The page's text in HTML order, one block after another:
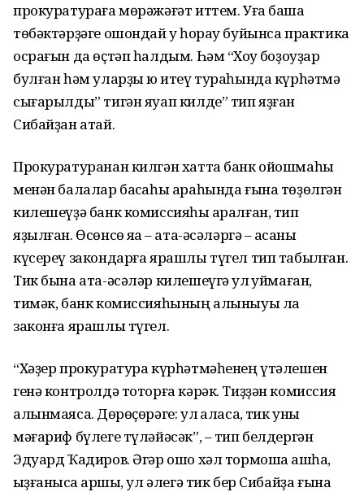
прокуратураға мөрәжәғәт иттем. Уға башҡа
төбәктәрҙәге ошондай уҡ һорау буйынса практика
осрағын да өҫтәп һалдым. Һәм “Хоҡуҡ боҙоуҙар
булған һәм уларҙы юҡ итеү тураһында күрһәтмә
сығарылды” тигән яуап килде” тип яҙған
Сибайҙан атай.
Прокуратуранан килгән хатта банк ойошмаһы
менән балалар баҡсаһы араһында ғына төҙөлгән
килешеүҙә банк комиссияһы ҡаралған, тип
яҙылған. Өсөнсө яҡҡа – ата-әсәләргә – аҡсаны
күсереү закондарға ярашлы түгел тип табылған.
Тик бына ата-әсәләр килешеүгә ҡул ҡуймаған,
тимәк, банк комиссияһының алыныуы ла
законға ярашлы түгел.
“Хәҙер прокуратура күрһәтмәһенең үтәлешен
генә контролдә тоторға кәрәк. Тиҙҙән комиссия
алынмаясаҡ. Дөрөҫөрәге: ул ҡаласаҡ, тик уны
мәғариф бүлеге түләйәсәк”, – тип белдергән
Эдуард Ҡадиров. Әгәр ошо хәл тормошҡа ашһа,
ҡыҙғанысҡа ҡаршы, ул әлегә тик бер Сибайҙа ғына